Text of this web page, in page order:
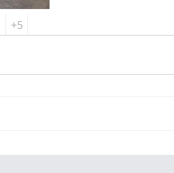
+5